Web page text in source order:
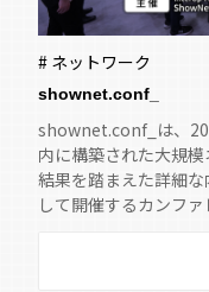
# ネットワーク
shownet.conf_
shownet.conf_は、
内に構築された大規
結果を踏まえた詳細
して開催するカンファ